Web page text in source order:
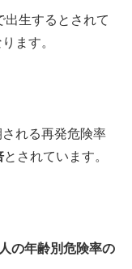
出生するとされて
ます。
れる再発危険率
とされています。
の年齢別危険率の